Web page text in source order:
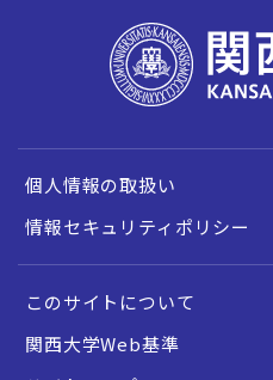
個人情報の取扱い
情報セキュリティポリシー
このサイトについて
関西大学Web基準